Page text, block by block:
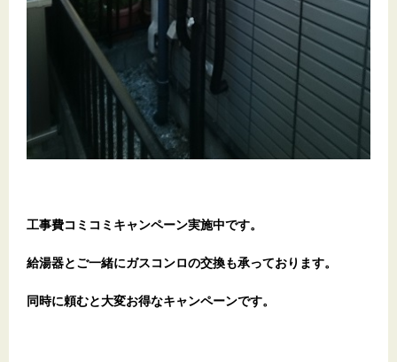
工事費コミコミキャンペーン実施中です。
給湯器とご一緒にガスコンロの交換も承っております。
同時に頼むと大変お得なキャンペーンです。